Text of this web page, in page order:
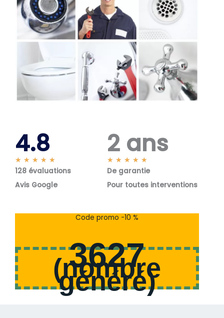
4.8
★ ★ ★ ★ ★
o
s
128 évaluations
Avis Google
2 ans
★ ★ ★ ★ ★
o
s
De garantie
Pour toutes interventions
Code promo -10 %
3627
(nombre
généré)